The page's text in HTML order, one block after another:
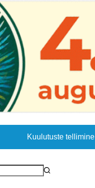
Kuulutuste tellimine